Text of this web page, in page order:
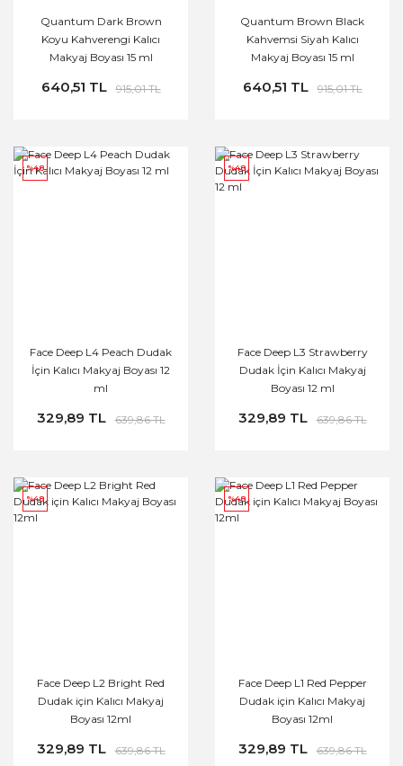
Quantum Dark Brown
Koyu Kahverengi Kalıcı
Makyaj Boyası 15 ml
640,51 TL 915,01 TL
Quantum Brown Black
Kahvemsi Siyah Kalıcı
Makyaj Boyası 15 ml
640,51 TL 915,01 TL
%48
Face Deep L4 Peach Dudak
İçin Kalıcı Makyaj Boyası 12
ml
329,89 TL 639,86 TL
%48
Face Deep L3 Strawberry
Dudak İçin Kalıcı Makyaj
Boyası 12 ml
329,89 TL 639,86 TL
%48
Face Deep L2 Bright Red
Dudak için Kalıcı Makyaj
Boyası 12ml
329,89 TL 639,86 TL
%48
Face Deep L1 Red Pepper
Dudak için Kalıcı Makyaj
Boyası 12ml
329,89 TL 639,86 TL